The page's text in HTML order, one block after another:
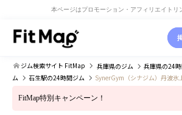
本ページはプロモーション・アフィリエイトリ
ジム検索サイト FitMap 兵庫県のジム 兵庫県の24
ム
石生駅の24時間ジム SynerGym（シナジム）丹波氷
FitMap特別キャンペーン！